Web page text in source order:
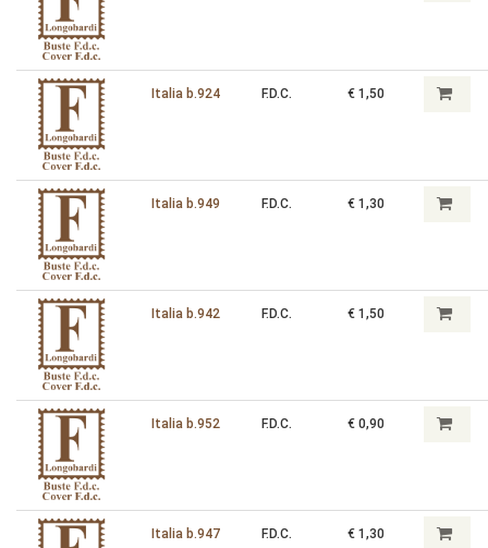
Italia b.924 F.D.C. € 1,50
Italia b.949 F.D.C. € 1,30
Italia b.942 F.D.C. € 1,50
Italia b.952 F.D.C. € 0,90
Italia b.947 F.D.C. € 1,30